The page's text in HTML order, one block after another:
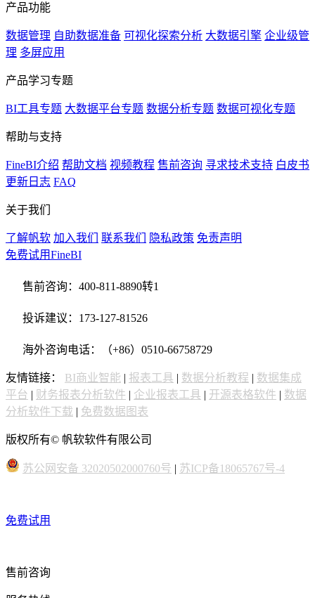
产品功能
数据管理 自助数据准备 可视化探索分析 大数据引擎 企业级管
理 多屏应用
产品学习专题
BI工具专题 大数据平台专题 数据分析专题 数据可视化专题
帮助与支持
FineBI介绍 帮助文档 视频教程 售前咨询 寻求技术支持 白皮书
更新日志 FAQ
关于我们
了解帆软 加入我们 联系我们 隐私政策 免责声明
免费试用FineBI
售前咨询：400-811-8890转1
投诉建议：173-127-81526
海外咨询电话：（+86）0510-66758729
友情链接： BI商业智能 | 报表工具 | 数据分析教程 | 数据集成
平台 | 财务报表分析软件 | 企业报表工具 | 开源表格软件 | 数据
分析软件下载 | 免费数据图表
版权所有© 帆软软件有限公司
苏公网安备 32020502000760号 | 苏ICP备18065767号-4
免费试用
售前咨询